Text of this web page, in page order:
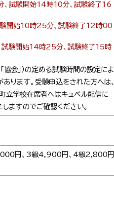
、試験開始14時10分、試験終了16
験開始10時25分、試験終了12時00
試験開始14時25分、試験終了15時
協会」）の定める試験時間の設定によ
ります。受験申込をされた方へは、
立学校在席者へはキュベル配信に
ますのでご確認ください。
円、3級4,900円、4級2,800円